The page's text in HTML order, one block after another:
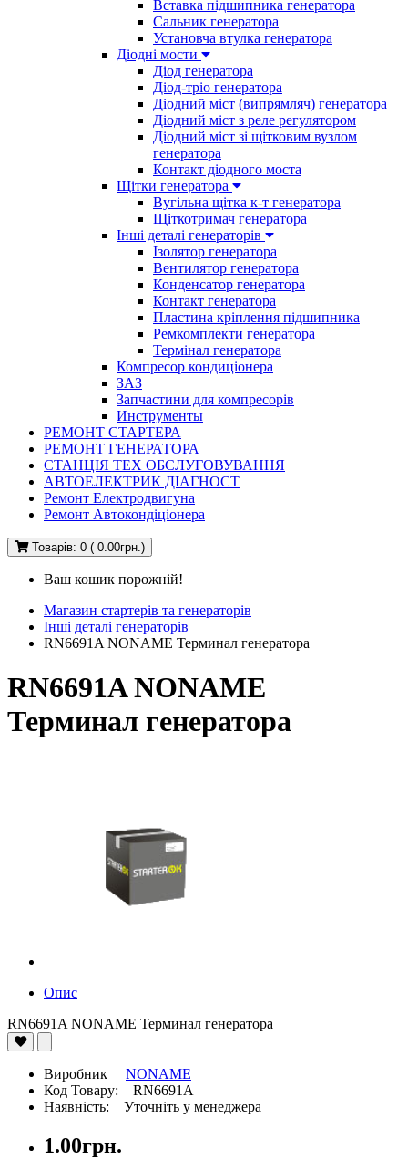
Вставка підшипника генератора
Сальник генератора
Установча втулка генератора
Діодні мости
Діод генератора
Діод-тріо генератора
Діодний міст (випрямляч) генератора
Діодний міст з реле регулятором
Діодний міст зі щітковим вузлом
генератора
Контакт діодного моста
Щітки генератора
Вугільна щітка к-т генератора
Щіткотримач генератора
Інші деталі генераторів
Ізолятор генератора
Вентилятор генератора
Конденсатор генератора
Контакт генератора
Пластина кріплення підшипника
Ремкомплекти генератора
Термінал генератора
Компресор кондиціонера
ЗАЗ
Запчастини для компресорів
Инструменты
РЕМОНТ СТАРТЕРА
РЕМОНТ ГЕНЕРАТОРА
СТАНЦІЯ ТЕХ ОБСЛУГОВУВАННЯ
АВТОЕЛЕКТРИК ДІАГНОСТ
Ремонт Електродвигуна
Ремонт Автокондіціонера
Товарів: 0 ( 0.00грн.)
Ваш кошик порожній!
Магазин стартерів та генераторів
Інші деталі генераторів
RN6691A NONAME Терминал генератора
RN6691A NONAME
Терминал генератора
Опис
RN6691A NONAME Терминал генератора
Виробник NONAME
Код Товару: RN6691A
Наявність: Уточніть у менеджера
1.00грн.